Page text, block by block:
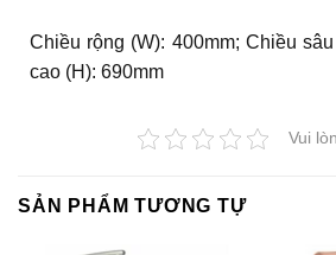
Chiều rộng (W): 400mm; Chiều
cao (H): 690mm
Vui
SẢN PHẨM TƯƠNG TỰ